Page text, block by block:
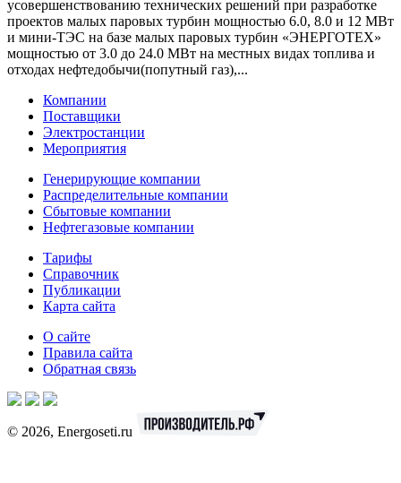
усовершенствованию технических решений при разработке
проектов малых паровых турбин мощностью 6.0, 8.0 и 12 МВт
и мини-ТЭС на базе малых паровых турбин «ЭНЕРГОТЕХ»
мощностью от 3.0 до 24.0 МВт на местных видах топлива и
отходах нефтедобычи(попутный газ),...
Компании
Поставщики
Электростанции
Мероприятия
Генерирующие компании
Распределительные компании
Сбытовые компании
Нефтегазовые компании
Тарифы
Справочник
Публикации
Карта сайта
О сайте
Правила сайта
Обратная связь
© 2026, Energoseti.ru